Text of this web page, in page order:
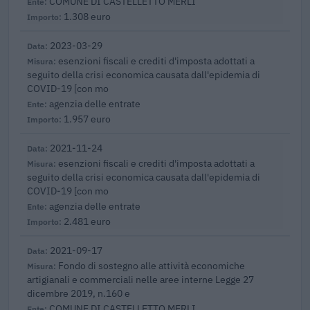
1.308 euro
2023-03-29
esenzioni fiscali e crediti d'imposta adottati a
seguito della crisi economica causata dall'epidemia di
COVID-19 [con mo
agenzia delle entrate
1.957 euro
2021-11-24
esenzioni fiscali e crediti d'imposta adottati a
seguito della crisi economica causata dall'epidemia di
COVID-19 [con mo
agenzia delle entrate
2.481 euro
2021-09-17
Fondo di sostegno alle attività economiche
artigianali e commerciali nelle aree interne Legge 27
dicembre 2019, n.160 e